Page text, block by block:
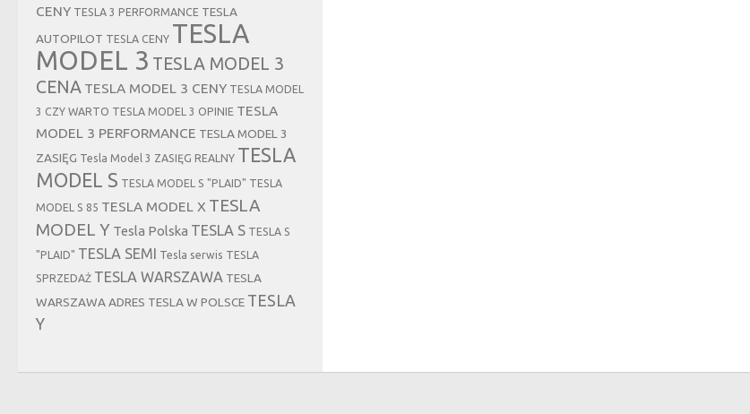
CENY TESLA 3 PERFORMANCE TESLA
AUTOPILOT TESLA CENY TESLA
MODEL 3 TESLA MODEL 3
CENA TESLA MODEL 3 CENY TESLA MODEL
3 CZY WARTO TESLA MODEL 3 OPINIE TESLA
MODEL 3 PERFORMANCE TESLA MODEL 3
ZASIĘG Tesla Model 3 ZASIĘG REALNY TESLA
MODEL S TESLA MODEL S "PLAID" TESLA
MODEL S 85 TESLA MODEL X TESLA
MODEL Y Tesla Polska TESLA S TESLA S
"PLAID" TESLA SEMI Tesla serwis TESLA
SPRZEDAŻ TESLA WARSZAWA TESLA
WARSZAWA ADRES TESLA W POLSCE TESLA
Y